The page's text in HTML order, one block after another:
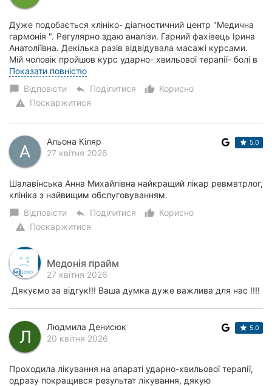
Дуже подобається клініко- діагностичний центр "Медична
гармонія ". Регулярно здаю аналізи. Гарний фахівець Ірина
Анатоліївна. Декілька разів відвідувала масажі курсами.
Мій чоловік пройшов курс ударно- хвильової терапії- болі в
спині. В мене...
Показати повністю
chat_bubble Відповісти reply Поділитися thumb_up_alt
Корисно
warning Поскаржитися
Альона Кіляр
27 квітня 2026
5.0
Шалавінська Анна Михайлівна найкращий лікар ревмвтрлог,
клініка з найвищим обслуговуванням.
chat_bubble Відповісти reply Поділитися thumb_up_alt
Корисно
warning Поскаржитися
Медонія прайм
27 квітня 2026
Дякуємо за відгук!!! Ваша думка дуже важлива для нас !!!!
Людмила Денисюк
20 квітня 2026
5.0
Проходила лікування на апараті ударно-хвильової терапії,
одразу покращився результат лікування, дякую